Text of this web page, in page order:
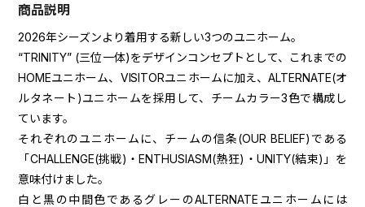
商品説明
2026年シーズンより着用する新しい3つのユニホーム。
“TRINITY” (三位一体)をデザインコンセプトとして、これまでの
HOMEユニホーム、VISITORユニホームに加え、ALTERNATE(オ
ルタネート)ユニホームを採用して、チームカラー3色で構成し
ています。
それぞれのユニホームに、チームの信条(OUR BELIEF)である
「CHALLENGE(挑戦)・ENTHUSIASM(熱狂)・UNITY(結束)」を
意味付けました。
白と黒の中間色であるグレーのALTERNATEユニホームには